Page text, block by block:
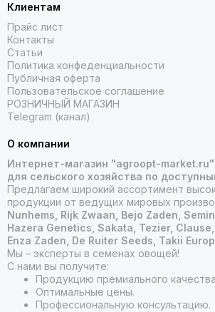
Клиентам
Прайс лист
Контакты
Статьи
Политика конфеденциальности
Публичная оферта
Пользовательское соглашение
РОЗНИЧНЫЙ МАГАЗИН
Telegram (канал)
О компании
Интернет-магазин "agroopt-
для сельского хозяйства по
Предлагаем широкий ассортимент
продукции от ведущих мировых
Nunhems, Rijk Zwaan, Bejo Zaden,
Hazera Genetics, Sakata, Tezier,
Enza Zaden, De Ruiter Seeds, Takii
Мы – эксперты в семенах овощей!
С нами вы получите:
Продукцию премиального
Оптимальные цены.
Профессиональную консультацию.